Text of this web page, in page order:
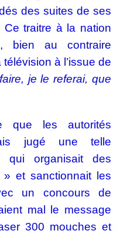
des suites de ses
traitre à la nation
bien au contraire
télévision à l’issue de
je le referai, que
que les autorités
jugé une telle
qui organisait des
et sanctionnait les
un concours de
mal le message
300 mouches et